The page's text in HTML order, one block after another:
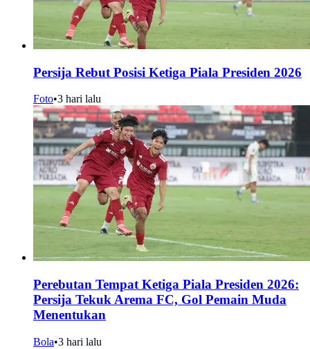
Persija Rebut Posisi Ketiga Piala Presiden 2026
Foto•3 hari lalu
Perebutan Tempat Ketiga Piala Presiden 2026:
Persija Tekuk Arema FC, Gol Pemain Muda
Menentukan
Bola•3 hari lalu